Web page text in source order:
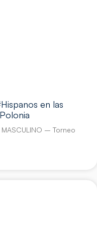
en las
MASCULINO – Torneo